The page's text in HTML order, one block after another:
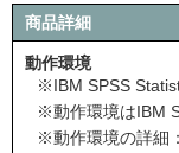
商品詳細
動作環境
※IBM SPSS
※動作環境はIBM
※動作環境の詳細：